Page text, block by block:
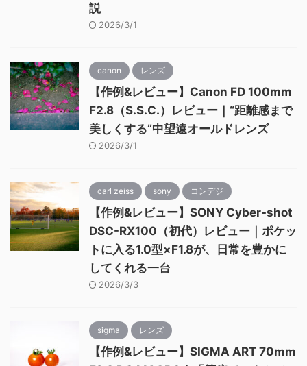
説
2026/3/1
canon レンズ
【作例&レビュー】Canon FD 100mm
F2.8（S.S.C.）レビュー｜“距離感まで
美しくする”中望遠オールドレンズ
2026/3/1
carl zeiss sony コンデジ
【作例&レビュー】SONY Cyber-shot
DSC-RX100（初代）レビュー｜ポケッ
トに入る1.0型×F1.8が、日常を豊かに
してくれる一台
2026/3/3
sigma レンズ
【作例&レビュー】SIGMA ART 70mm